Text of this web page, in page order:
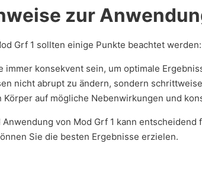
zur
Grf 1 sollten einige Punkte beachtet werden:
immer konsekvent sein, um optimale
nicht abrupt zu ändern, sondern
Körper auf mögliche Nebenwirkungen und
von Mod Grf 1 kann
Sie die besten Ergebnisse erzielen.